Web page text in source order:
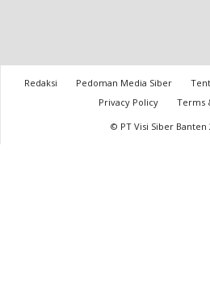
Redaksi Pedoman Media Siber
Privacy Policy
Terms
© PT Visi Siber Banten